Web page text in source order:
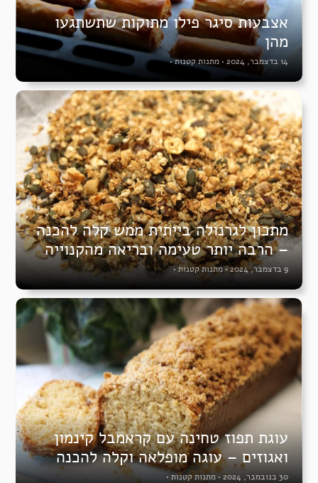
אצבעות סיגר פילו מתוקות שתשתגעו
מהן
14 בדצמבר, 2024 • מתנות קטנות•
מתכון לגרנולה בייתית ממש קלה להכנה
– הרבה יותר טעימה ובריאה מהקנוייה
9 בדצמבר, 2024 •מתנות קטנות•
עוגת תפוז טחינה עם קראמבל קינמון
ואגוזים – עוגה מופלאה וקלה להכנה
30 בנובמבר, 2024 • מתנות קטנות •